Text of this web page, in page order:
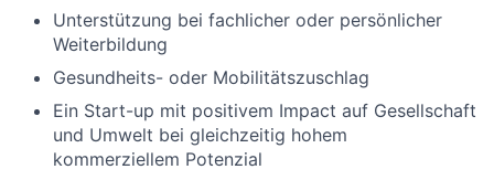
Unterstützung bei fachlicher oder persönlicher
Weiterbildung
Gesundheits- oder Mobilitätszuschlag
Ein Start-up mit positivem Impact auf Gesellschaft
und Umwelt bei gleichzeitig hohem
kommerziellem Potenzial